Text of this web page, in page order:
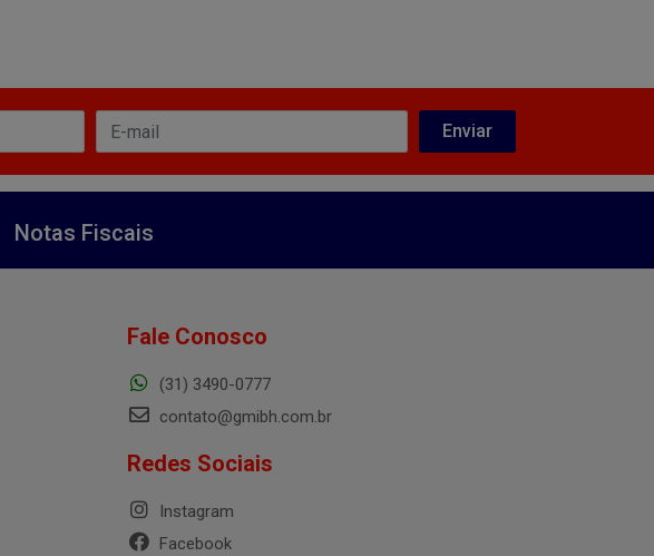
Notas Fiscais
Fale Conosco
(31) 3490-0777
contato@gmibh.com.br
Redes Sociais
Instagram
Facebook